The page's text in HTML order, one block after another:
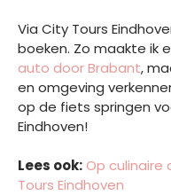
Via City Tours
boeken. Zo maakte ik
auto door Brabant,
en omgeving
op de fiets springen
Eindhoven!
Lees ook: Op
Tours Eindhoven